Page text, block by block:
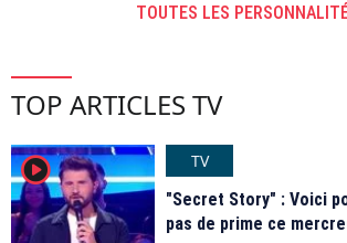
TOUTES LES
TOP ARTICLES TV
player2
TV
"Secret Story" : Voici
pas de prime ce